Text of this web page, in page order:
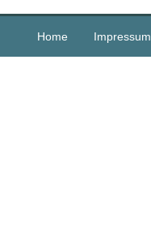
Home Impressum